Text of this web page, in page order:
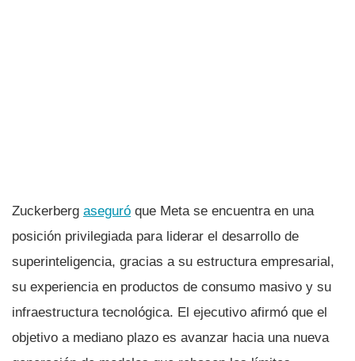
Zuckerberg aseguró que Meta se encuentra en una
posición privilegiada para liderar el desarrollo de
superinteligencia, gracias a su estructura empresarial,
su experiencia en productos de consumo masivo y su
infraestructura tecnológica. El ejecutivo afirmó que el
objetivo a mediano plazo es avanzar hacia una nueva